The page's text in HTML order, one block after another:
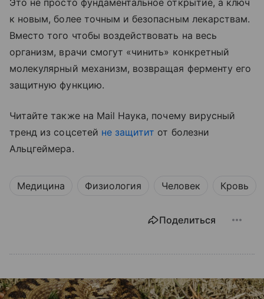
к новым, более точным и безопасным лекарствам.
Вместо того чтобы воздействовать на весь
организм, врачи смогут «чинить» конкретный
молекулярный механизм, возвращая ферменту его
защитную функцию.
Читайте также на Mail Наука, почему вирусный
тренд из соцсетей не защитит от болезни
Альцгеймера.
Медицина Физиология Человек Кровь
Поделиться